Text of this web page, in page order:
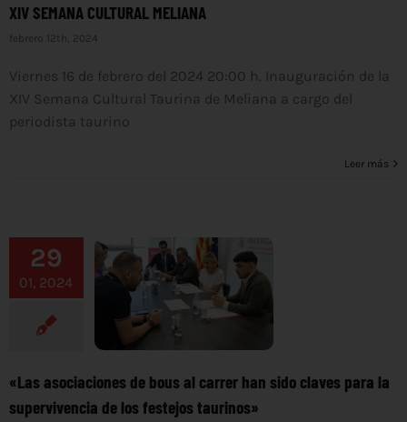
XIV SEMANA CULTURAL MELIANA
febrero 12th, 2024
Viernes 16 de febrero del 2024 20:00 h. Inauguración de la
XIV Semana Cultural Taurina de Meliana a cargo del
periodista taurino
Leer más
29
01, 2024
«Las asociaciones de bous al carrer han sido claves para la
supervivencia de los festejos taurinos»